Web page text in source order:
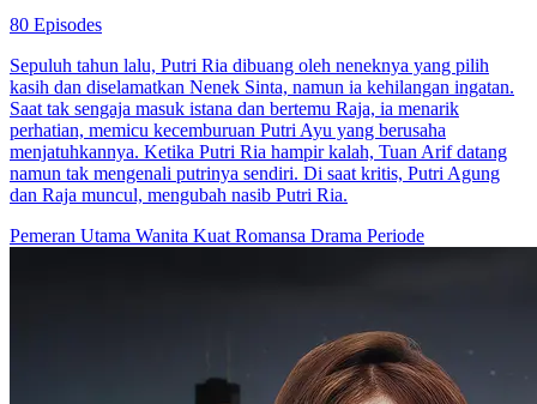
Putri Sunita menikah dengan Peter Samson selama dua tahun, tetapi
tidak kunjung hamil dan ibu mertuanya tidak puas dengan hal ini.